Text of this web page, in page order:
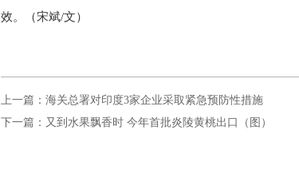
效。（宋斌/文）
上一篇：海关总署对印度3家企业采取紧急预防性措施
下一篇：又到水果飘香时 今年首批炎陵黄桃出口（图）